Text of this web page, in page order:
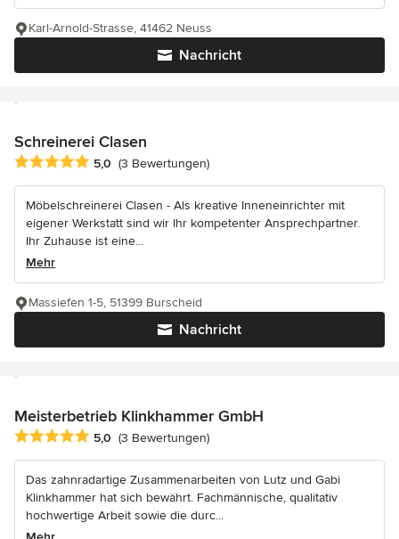
Nachricht
Karl-Arnold-Strasse, 41462 Neuss
Schreinerei Clasen
Durchschnittliche Bewertung: 5 von 5 Sternen
5,0 (3 Bewertungen)
Möbelschreinerei Clasen - Als kreative Inneneinrichter mit
eigener Werkstatt sind wir Ihr kompetenter Ansprechpartner.
Ihr Zuhause ist eine...
Mehr
Nachricht
Massiefen 1-5, 51399 Burscheid
Meisterbetrieb Klinkhammer GmbH
Durchschnittliche Bewertung: 5 von 5 Sternen
5,0 (3 Bewertungen)
Das zahnradartige Zusammenarbeiten von Lutz und Gabi
Klinkhammer hat sich bewährt. Fachmännische, qualitativ
hochwertige Arbeit sowie die durc...